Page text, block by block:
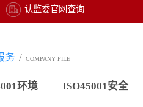
认监委官网查询
务 / COMPANY FILE
环境 ISO45001安全